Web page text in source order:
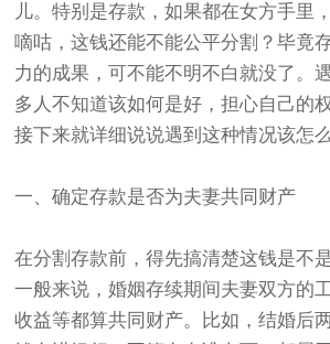
儿。特别是存款，如果都在女方手里
嘀咕，这钱还能不能公平分割？毕竟
力的成果，可不能不明不白就没了。
多人不知道该如何是好，担心自己的
接下来就详细说说遇到这种情况该怎么
一、确定存款是否为夫妻共同财产
在分割存款前，得先搞清楚这钱是不
一般来说，婚姻存续期间夫妻双方的
收益等都算共同财产。比如，结婚后